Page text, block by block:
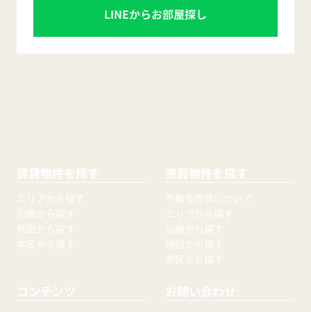
LINEからお部屋探し
賃貸物件を探す
エリアから探す
沿線から探す
地図から探す
学区から探す
売買物件を探す
不動産売買について
エリアから探す
沿線から探す
地図から探す
学区から探す
コンテンツ お問い合わせ